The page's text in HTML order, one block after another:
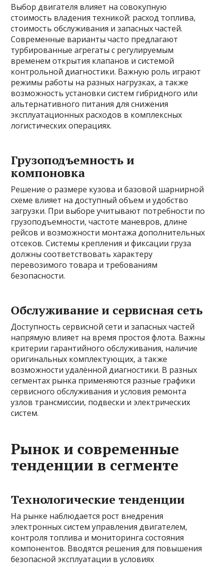
Выбор двигателя влияет на совокупную
стоимость владения техникой: расход топлива,
стоимость обслуживания и запасных частей.
Современные варианты часто предлагают
турбированные агрегаты с регулируемым
временем открытия клапанов и системой
контрольной диагностики. Важную роль играют
режимы работы на разных нагрузках, а также
возможность установки систем гибридного или
альтернативного питания для снижения
эксплуатационных расходов в комплексных
логистических операциях.
Грузоподъемность и
компоновка
Решение о размере кузова и базовой шарнирной
схеме влияет на доступный объем и удобство
загрузки. При выборе учитывают потребности по
грузоподъемности, частоте маневров, длине
рейсов и возможности монтажа дополнительных
отсеков. Системы крепления и фиксации груза
должны соответствовать характеру
перевозимого товара и требованиям
безопасности.
Обслуживание и сервисная сеть
Доступность сервисной сети и запасных частей
напрямую влияет на время простоя флота. Важны
критерии гарантийного обслуживания, наличие
оригинальных комплектующих, а также
возможности удалённой диагностики. В разных
сегментах рынка применяются разные графики
сервисного обслуживания и условия ремонта
узлов трансмиссии, подвески и электрических
систем.
Рынок и современные
тенденции в сегменте
Технологические тенденции
На рынке наблюдается рост внедрения
электронных систем управления двигателем,
контроля топлива и мониторинга состояния
компонентов. Вводятся решения для повышения
безопасной эксплуатации в условиях